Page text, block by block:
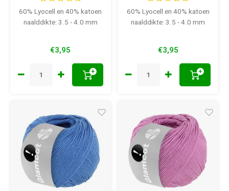
60% Lyocell en 40% katoen
naalddikte: 3.5 - 4.0 mm
€3,95
+
60% Lyocell en 40% katoen
naalddikte: 3.5 - 4.0 mm
€3,95
+